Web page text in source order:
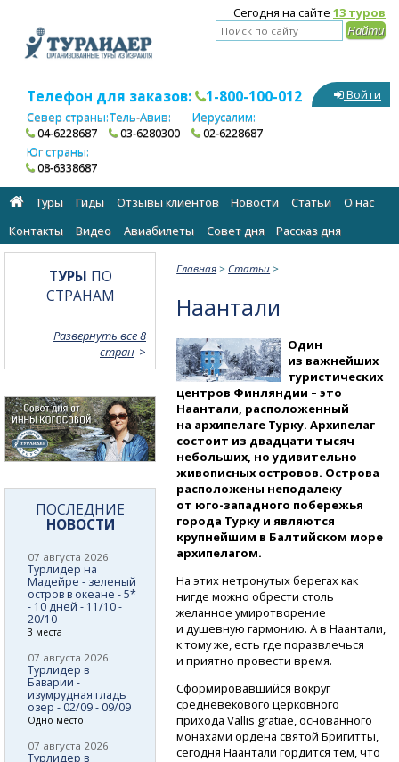
Сегодня на сайте 13 туров
Телефон для заказов: 1-800-100-012
Север страны:
04-6228687
Тель-Авив:
03-6280300
Иерусалим:
02-6228687
Юг страны:
08-6338687
Войти
Туры Гиды Отзывы клиентов Новости Статьи
О нас
Контакты
Видео Авиабилеты Cовет дня Рассказ дня
Главная > Статьи >
Наантали
Один
из важнейших
туристических
центров Финляндии – это
Наантали, расположенный
на архипелаге Турку. Архипелаг
состоит из двадцати тысяч
небольших, но удивительно
живописных островов. Острова
расположены неподалеку
от юго-западного побережья
города Турку и являются
крупнейшим в Балтийском море
архипелагом.
На этих нетронутых берегах как
нигде можно обрести столь
желанное умиротворение
и душевную гармонию. А в Наантали,
к тому же, есть где поразвлечься
и приятно провести время.
Сформировавшийся вокруг
средневекового церковного
прихода Vallis gratiae, основанного
монахами ордена святой Бригитты,
сегодня Наантали гордится тем, что
ТУРЫ ПО
СТРАНАМ
Развернуть все 8
стран
ПОСЛЕДНИЕ
НОВОСТИ
07 августа 2026
Турлидер на
Мадейре - зеленый
остров в океане - 5*
- 10 дней - 11/10 -
20/10
3 места
07 августа 2026
Турлидер в
Баварии -
изумрудная гладь
озер - 02/09 - 09/09
Одно место
07 августа 2026
Турлидер в